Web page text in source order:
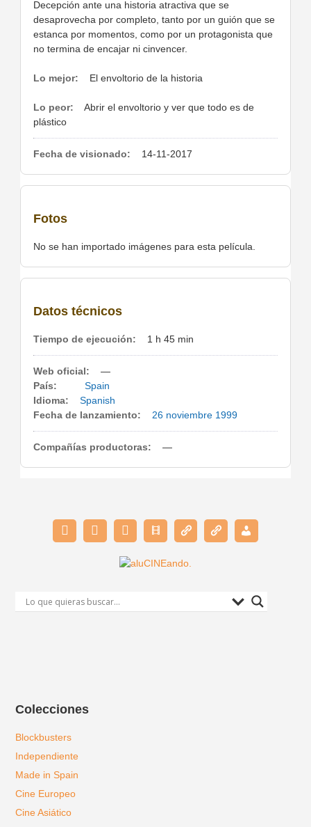
Decepción ante una historia atractiva que se
desaprovecha por completo, tanto por un guión que se
estanca por momentos, como por un protagonista que
no termina de encajar ni cinvencer.
Lo mejor: El envoltorio de la historia
Lo peor:
Abrir el envoltorio y ver que todo es de
plástico
Fecha de visionado: 14-11-2017
Fotos
No se han importado imágenes para esta película.
Datos técnicos
Tiempo de ejecución: 1 h 45 min
Web oficial:
—
País:
Spain
Idioma:
Spanish
Fecha de lanzamiento:
26 noviembre 1999
Compañías productoras: —
Colecciones
Blockbusters
Independiente
Made in Spain
Cine Europeo
Cine Asiático